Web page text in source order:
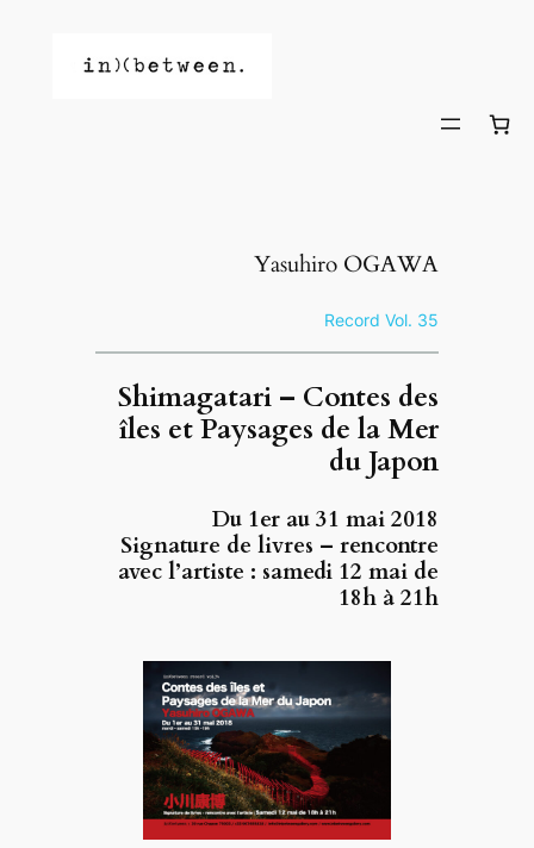
Yasuhiro OGAWA
Record Vol. 35
Shimagatari – Contes des
îles et Paysages de la Mer
du Japon
Du 1er au 31 mai 2018
Signature de livres – rencontre
avec l’artiste : samedi 12 mai de
18h à 21h